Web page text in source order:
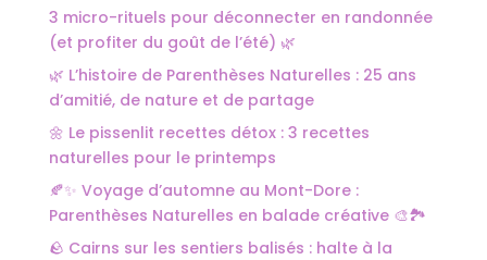
3 micro-rituels pour déconnecter en randonnée
(et profiter du goût de l’été) 🌿
🌿 L’histoire de Parenthèses Naturelles : 25 ans
d’amitié, de nature et de partage
🌼 Le pissenlit recettes détox : 3 recettes
naturelles pour le printemps
🍂✨ Voyage d’automne au Mont-Dore :
Parenthèses Naturelles en balade créative 🎨🏞️
🪨 Cairns sur les sentiers balisés : halte à la